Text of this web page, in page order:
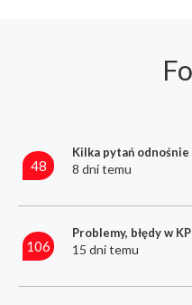
48
Kilka pytań
8 dni temu
106
Problemy, błędy w
15 dni temu